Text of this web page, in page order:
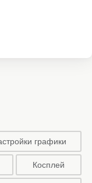
графики
Косплей